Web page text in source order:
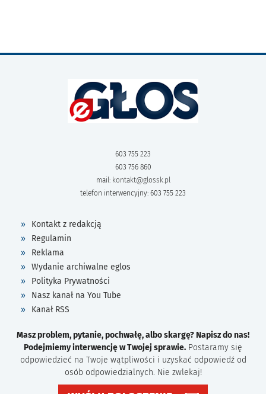
603 755 223
603 756 860
mail: kontakt@glossk.pl
telefon interwencyjny: 603 755 223
Kontakt z redakcją
Regulamin
Reklama
Wydanie archiwalne eglos
Polityka Prywatności
Nasz kanał na You Tube
Kanał RSS
Masz problem, pytanie, pochwałę, albo skargę? Napisz do nas!
Podejmiemy interwencję w Twojej sprawie. Postaramy się
odpowiedzieć na Twoje wątpliwości i uzyskać odpowiedź od
osób odpowiedzialnych. Nie zwlekaj!